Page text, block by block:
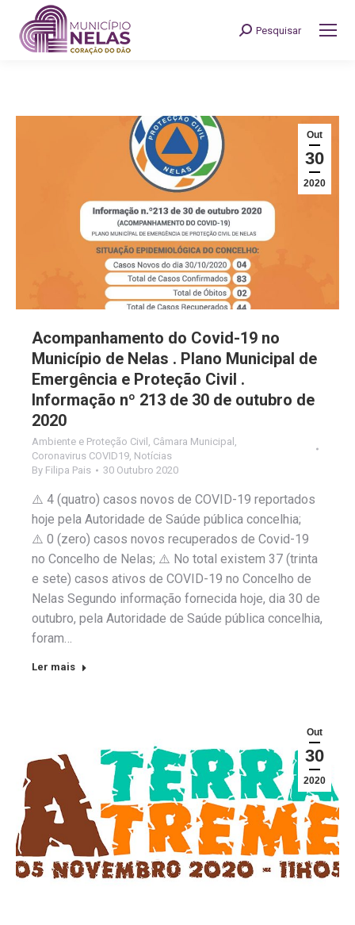
Search:
Pesquisar
Out
30
2020
Acompanhamento do Covid-19 no
Município de Nelas . Plano Municipal de
Emergência e Proteção Civil .
Informação nº 213 de 30 de outubro de
2020
Ambiente e Proteção Civil , Câmara Municipal ,
Coronavirus COVID19, Notícias
By Filipa Pais 30 Outubro 2020
⚠️ 4 (quatro) casos novos de COVID-19 reportados
hoje pela Autoridade de Saúde pública concelhia;
⚠️ 0 (zero) casos novos recuperados de Covid-19
no Concelho de Nelas; ⚠️ No total existem 37 (trinta
e sete) casos ativos de COVID-19 no Concelho de
Nelas Segundo informação fornecida hoje, dia 30 de
outubro, pela Autoridade de Saúde pública concelhia,
foram…
Ler mais
Out
30
2020